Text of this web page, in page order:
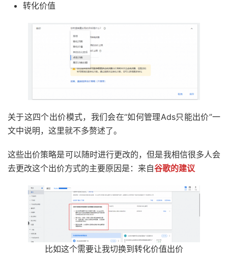
转化价值
关于这四个出价模式，我们会在“如何管理Ads只能出价”一
文中说明，这里就不多赘述了。
这些出价策略是可以随时进行更改的，但是我相信很多人会
去更改这个出价方式的主要原因是：来自谷歌的建议
比如这个需要让我切换到转化价值出价